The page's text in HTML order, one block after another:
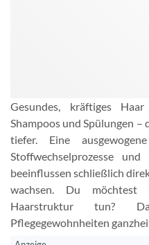
Gesundes, kräftiges
Shampoos und Spülungen –
tiefer. Eine
Stoffwechselprozesse
beeinflussen schließlich
wachsen. Du
Haarstruktur tun?
Pflegegewohnheiten